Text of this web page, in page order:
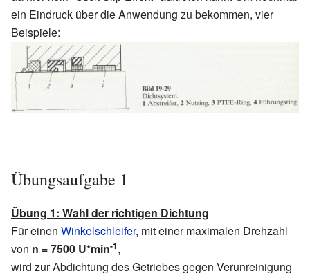
ein Eindruck über die Anwendung zu bekommen, vier
Beispiele:
Übungsaufgabe 1
Übung 1: Wahl der richtigen Dichtung
Für einen Winkelschleifer, mit einer maximalen Drehzahl
von n = 7500 U*min-1,
wird zur Abdichtung des Getriebes gegen Verunreinigung